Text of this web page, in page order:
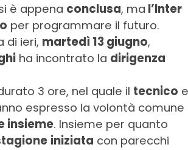
è appena conclusa, ma l’Inter
per programmare il futuro.
di ieri, martedì 13 giugno,
ha incontrato la dirigenza
3 ore, nel quale il tecnico e
espresso la volontà comune
insieme. Insieme per quanto
iniziata con parecchi